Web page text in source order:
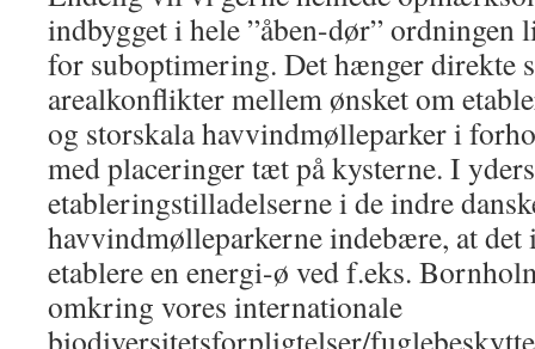
indbygget i hele ”åben-dør”
for suboptimering. Det hænger direkte
arealkonflikter mellem ønsket om
og storskala havvindmølleparker i
med placeringer tæt på kysterne. I
etableringstilladelserne i de indre
havvindmølleparkerne indebære, at
etablere en energi-ø ved f.eks.
omkring vores internationale
biodiversitetsforpligtelser/